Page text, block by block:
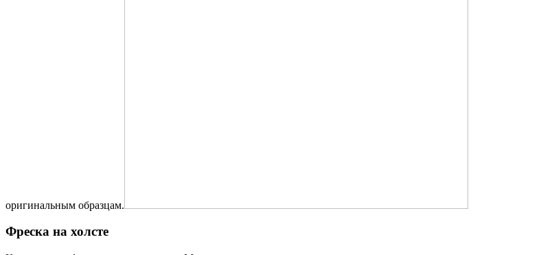
оригинальным образцам.
Фреска на холсте